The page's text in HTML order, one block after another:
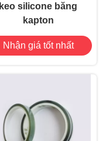
keo silicone băng
kapton
Nhận giá tốt nhất